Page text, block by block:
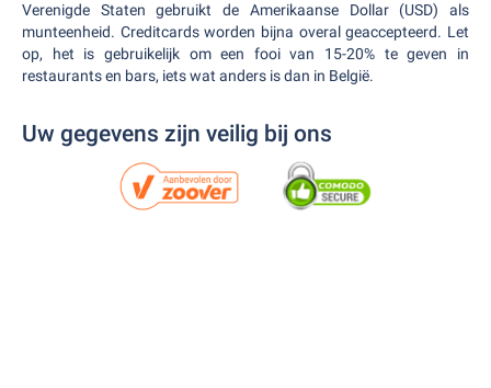
Verenigde Staten gebruikt de Amerikaanse Dollar (USD) als
munteenheid. Creditcards worden bijna overal geaccepteerd. Let
op, het is gebruikelijk om een fooi van 15-20% te geven in
restaurants en bars, iets wat anders is dan in België.
Uw gegevens zijn veilig bij ons